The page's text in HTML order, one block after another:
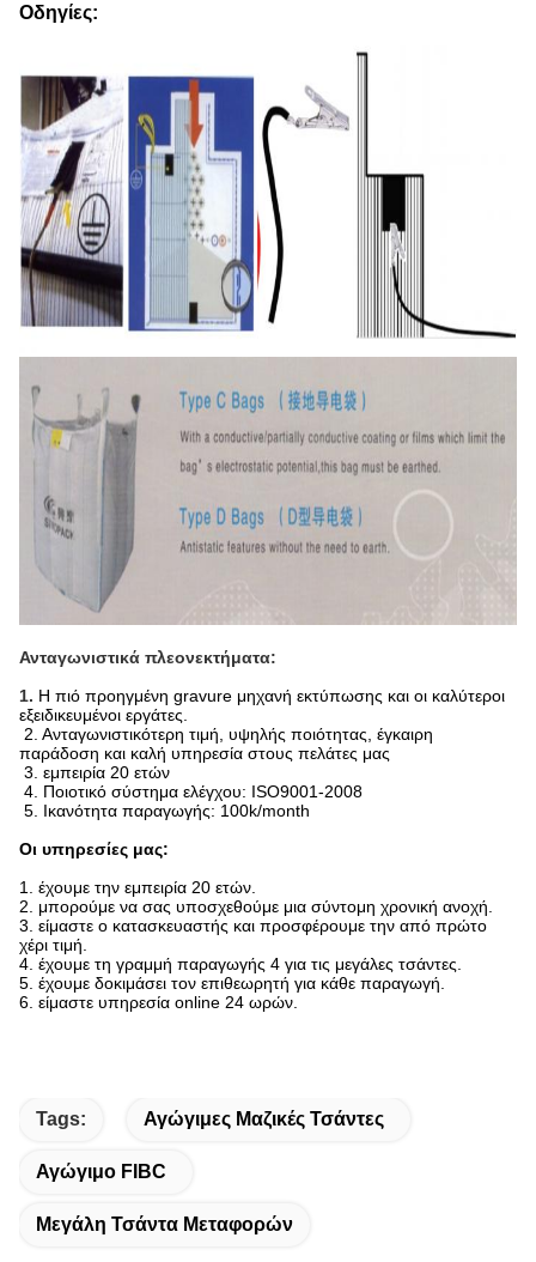
Οδηγίες:
Ανταγωνιστικά πλεονεκτήματα:
1. Η πιό προηγμένη gravure μηχανή εκτύπωσης και οι καλύτεροι
εξειδικευμένοι εργάτες.
2. Ανταγωνιστικότερη τιμή, υψηλής ποιότητας, έγκαιρη
παράδοση και καλή υπηρεσία στους πελάτες μας
3. εμπειρία 20 ετών
4. Ποιοτικό σύστημα ελέγχου: ISO9001-2008
5. Ικανότητα παραγωγής: 100k/month
Οι υπηρεσίες μας:
1. έχουμε την εμπειρία 20 ετών.
2. μπορούμε να σας υποσχεθούμε μια σύντομη χρονική ανοχή.
3. είμαστε ο κατασκευαστής και προσφέρουμε την από πρώτο
χέρι τιμή.
4. έχουμε τη γραμμή παραγωγής 4 για τις μεγάλες τσάντες.
5. έχουμε δοκιμάσει τον επιθεωρητή για κάθε παραγωγή.
6. είμαστε υπηρεσία online 24 ωρών.
Tags: Αγώγιμες Μαζικές Τσάντες
Αγώγιμο FIBC
Μεγάλη Τσάντα Μεταφορών